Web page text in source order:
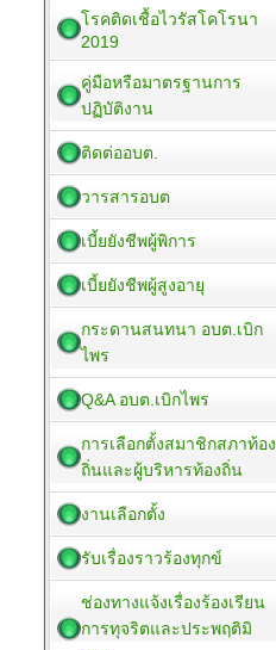
โรคติดเชื้อไวรัสโคโรนา
2019
คู่มือหรือมาตรฐานการ
ปฏิบัติงาน
ติดต่ออบต.
วารสารอบต
เบี้ยยังชีพผู้พิการ
เบี้ยยังชีพผู้สูงอายุ
กระดานสนทนา อบต.เบิก
ไพร
Q&A อบต.เบิกไพร
การเลือกตั้งสมาชิกสภาท้อง
ถิ่นและผู้บริหารท้องถิ่น
งานเลือกตั้ง
รับเรื่องราวร้องทุกข์
ช่องทางแจ้งเรื่องร้องเรียน
การทุจริตและประพฤติมิ